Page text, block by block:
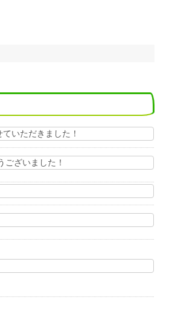
いただきました！
ざいました！